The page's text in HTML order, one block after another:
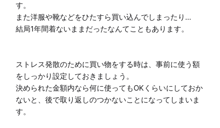
す。
また洋服や靴などをひたすら買い込んでしまったり…
結局1年間着ないままだったなんてこともあります。
ストレス発散のために買い物をする時は、事前に使う額
をしっかり設定しておきましょう。
決められた金額内なら何に使ってもOKくらいにしておか
ないと、後で取り返しのつかないことになってしまいま
す。